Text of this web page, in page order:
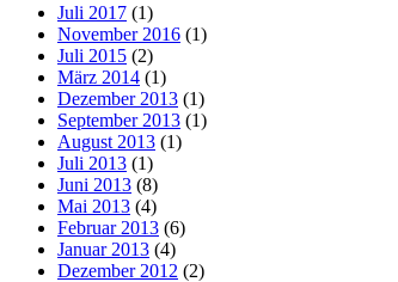
Juli 2017 (1)
November 2016 (1)
Juli 2015 (2)
März 2014 (1)
Dezember 2013 (1)
September 2013 (1)
August 2013 (1)
Juli 2013 (1)
Juni 2013 (8)
Mai 2013 (4)
Februar 2013 (6)
Januar 2013 (4)
Dezember 2012 (2)